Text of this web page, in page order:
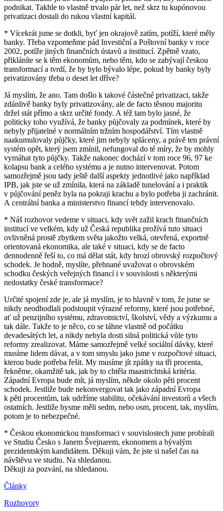
podnikat. Takhle to vlastně trvalo pár let, než skrz tu kupónovou
privatizaci dostali do rukou vlastní kapitál.
* Vícekrát jsme se dotkli, byť jen okrajově zatím, potíží, které měly
banky. Třeba vzpomeňme pád Investiční a Poštovní banky v roce
2002, potíže jiných finančních ústavů a institucí. Zpětně vzato,
přikláníte se k těm ekonomům, nebo těm, kdo se zabývají českou
transformací a tvrdí, že by bylo bývalo lépe, pokud by banky byly
privatizovány třeba o deset let dříve?
Já myslím, že ano. Tam došlo k takové částečné privatizaci, takže
zdánlivě banky byly privatizovány, ale de facto těsnou majoritu
držel stát přímo a skrz určité fondy. A též tam bylo jasné, že
politicky toho využívá, že banky půjčovaly za podmínek, které by
nebyly přijatelné v normálním tržním hospodářství. Tím vlastně
naakumulovaly půjčky, které jim nebyly spláceny, a právě ten právní
systém opět, který jsem zmínil, nefungoval do té míry, že by mohly
vymáhat tyto půjčky. Takže nakonec dochází v tom roce 96, 97 ke
kolapsu bank a celého systému a je nutno intervenovat. Potom
samozřejmě jsou tady ještě další aspekty jednotlivé jako například
IPB, jak jste se už zmínila, která na základě tunelování a i praktik
v půjčování peněz byla na pokraji krachu a bylo potřeba ji zachránit.
A centrální banka a ministerstvo financí tehdy intervenovalo.
* Náš rozhovor vedeme v situaci, kdy svět zažil krach finančních
institucí ve velkém, kdy už Česká republika prožívá tuto situaci
ovlivněná prostě zbytkem světa jakožto velká, otevřená, exportně
orientovaná ekonomika, ale také v situaci, kdy se de facto
dennodenně řeší to, co má dělat stát, kdy hrozí obrovský rozpočtový
schodek. Je hodně, myslíte, přehnané uvažovat o obrovském
schodku českých veřejných financí i v souvislosti s některými
nedostatky české transformace?
Určité spojení zde je, ale já myslím, je to hlavně v tom, že jsme se
nikdy neodhodlali podstoupit výrazné reformy, které jsou potřebné,
ať už penzijního systému, zdravotnictví, školství, vědy a výzkumu a
tak dále. Takže to je něco, co se táhne vlastně od počátku
devadesátých let, a nikdy nebyla dosti silná politická vůle tyto
reformy zrealizovat. Máme samozřejmě velké sociální dávky, které
musíme lidem dávat, a v tom smyslu jako jsme v rozpočtové situaci,
kterou bude potřeba řešit. My musíme jít zpátky na tři procenta,
řekněme, okamžitě tak, jak by to chtěla maastrichtská kritéria.
Západní Evropa bude mít, já myslím, někde okolo pěti procent
schodek. Jestliže bude nekonvergovat tak jako západní Evropa
k pěti procentům, tak udržíme stabilitu, očekávání investorů a všech
ostatních. Jestliže bysme měli sedm, nebo osm, procent, tak, myslím,
potom je to nebezpečné.
* Českou ekonomickou transformaci v souvislostech jsme probírali
ve Studiu Česko s Janem Švejnarem, ekonomem a bývalým
prezidentským kandidátem. Děkuji vám, že jste si našel čas na
návštěvu ve studiu. Na shledanou.
Děkuji za pozvání, na shledanou.
Články
Rozhovory